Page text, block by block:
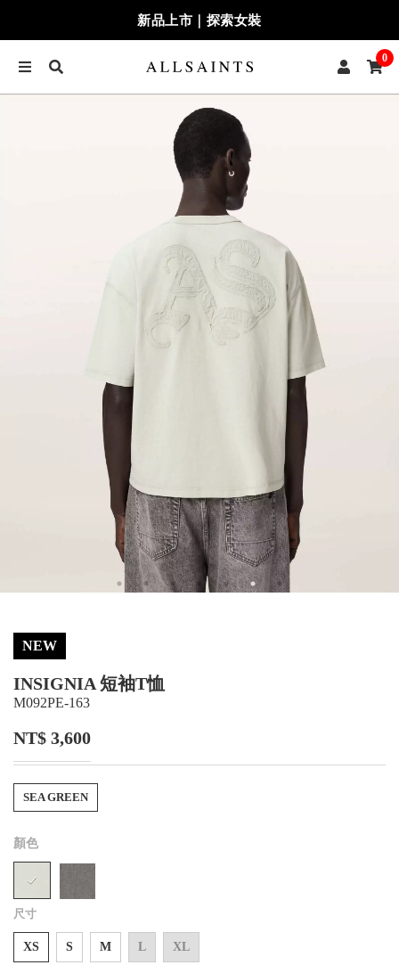
新品上市｜探索女裝
0
NEW
INSIGNIA 短袖T恤
M092PE-163
NT$ 3,600
SEA GREEN
顏色
尺寸
XS S M L XL